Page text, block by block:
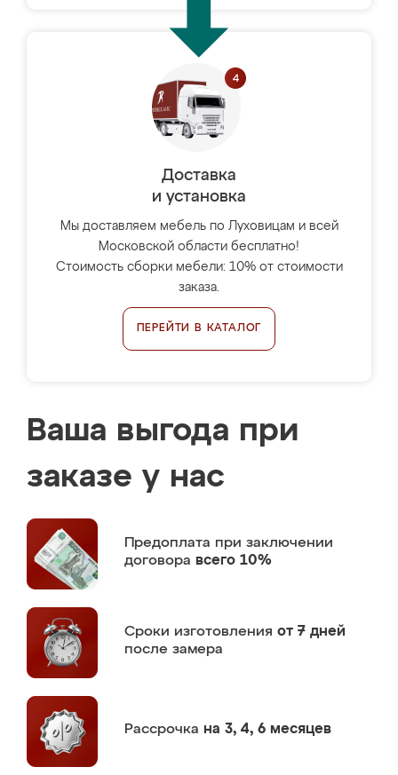
Доставка
и установка
Мы доставляем мебель по Луховицам и всей
Московской области бесплатно!
Стоимость сборки мебели: 10% от стоимости
заказа.
ПЕРЕЙТИ В КАТАЛОГ
Ваша выгода при
заказе у нас
Предоплата при заключении
договора всего 10%
Сроки изготовления от 7 дней
после замера
Рассрочка на 3, 4, 6 месяцев